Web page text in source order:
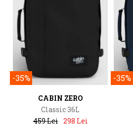
-35%
CABIN ZERO
Classic 36L
459 Lei 298 Lei
-35%